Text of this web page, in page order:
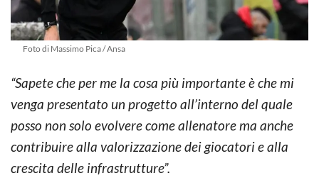
Foto di Massimo Pica / Ansa
“Sapete che per me la cosa più importante è che mi
venga presentato un progetto all’interno del quale
posso non solo evolvere come allenatore ma anche
contribuire alla valorizzazione dei giocatori e alla
crescita delle infrastrutture”.